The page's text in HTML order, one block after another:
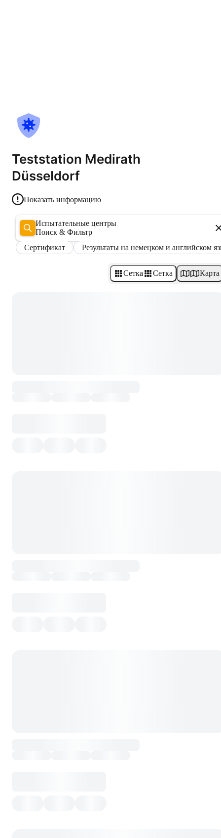
Teststation Medirath
Düsseldorf
Показать информацию
Испытательные центры
Поиск & Фильтр
Сертификат
Результаты на немецком и английском
Сетка Сетка Карта